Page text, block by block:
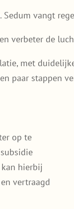
vangt
verbeter de
met
paar stappen
op te
hierbij
vertraagd